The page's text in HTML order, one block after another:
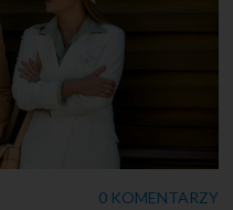
0 KOMENTARZY